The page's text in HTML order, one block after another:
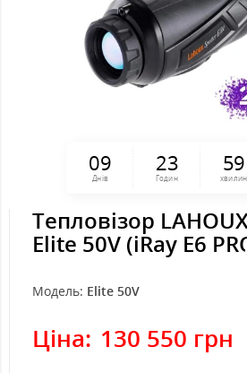
09
Днів
23
Годин
59
хвилин
Тепловізор
Elite 50V (iRay E6
Модель: Elite 50V
Ціна: 130 550 грн